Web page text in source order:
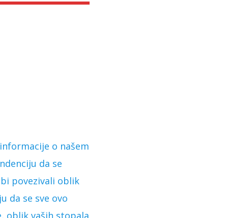
o našem
da se
povezivali oblik
da se sve ovo